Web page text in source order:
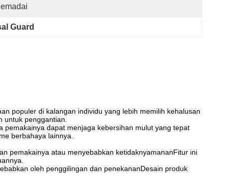
Guard
populer di kalangan individu yang lebih memilih kehalusan
penggantian.
dapat menjaga kebersihan mulut yang tepat
berbahaya lainnya.
pemakainya atau menyebabkan ketidaknyamananFitur ini
oleh penggilingan dan penekananDesain produk